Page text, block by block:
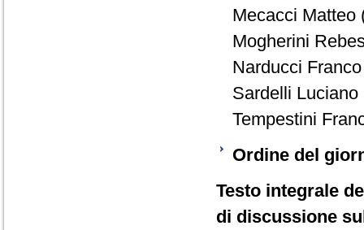
Mecacci
Mogherini
Narducci
Sardelli
Tempestini
Ordine del
Testo integrale
di discussione